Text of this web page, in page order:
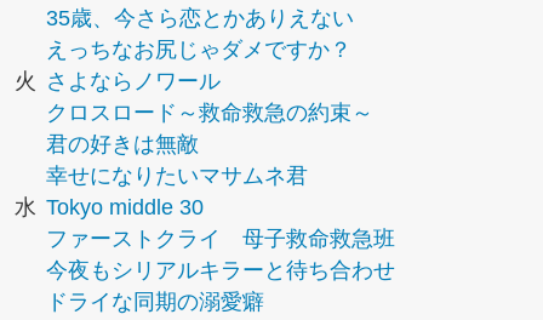
35歳、今さら恋とかありえない
えっちなお尻じゃダメですか？
火
さよならノワール
クロスロード～救命救急の約束～
君の好きは無敵
幸せになりたいマサムネ君
水 Tokyo middle 30
ファーストクライ 母子救命救急班
今夜もシリアルキラーと待ち合わせ
ドライな同期の溺愛癖